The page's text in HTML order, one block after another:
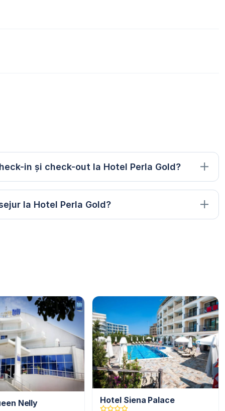
in și check-out la Hotel Perla Gold?
la Hotel Perla Gold?
Nelly Hotel Siena Palace